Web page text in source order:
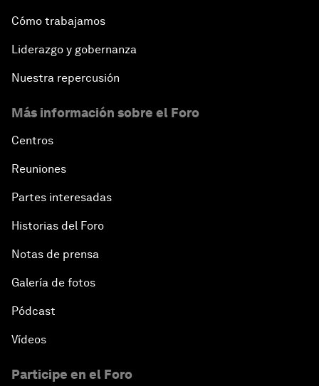
Cómo trabajamos
Liderazgo y gobernanza
Nuestra repercusión
Más información sobre el Foro
Centros
Reuniones
Partes interesadas
Historias del Foro
Notas de prensa
Galería de fotos
Pódcast
Vídeos
Participe en el Foro